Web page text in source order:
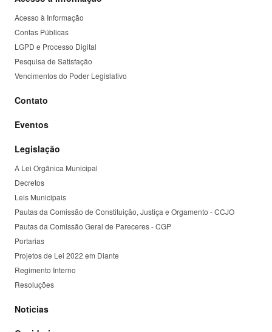
Acesso à Informação
Contas Públicas
LGPD e Processo Digital
Pesquisa de Satisfação
Vencimentos do Poder Legislativo
Contato
Eventos
Legislação
A Lei Orgânica Municipal
Decretos
Leis Municipais
Pautas da Comissão de Constituição, Justiça e Orgamento - CCJO
Pautas da Comissão Geral de Pareceres - CGP
Portarias
Projetos de Lei 2022 em Diante
Regimento Interno
Resoluções
Noticias